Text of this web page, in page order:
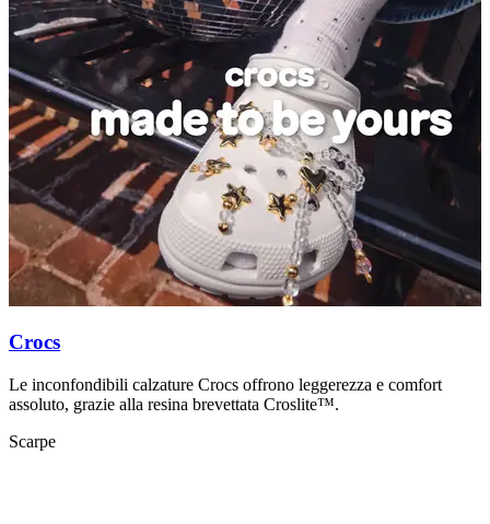
Crocs
Le inconfondibili calzature Crocs offrono leggerezza e comfort
assoluto, grazie alla resina brevettata Croslite™.
Scarpe